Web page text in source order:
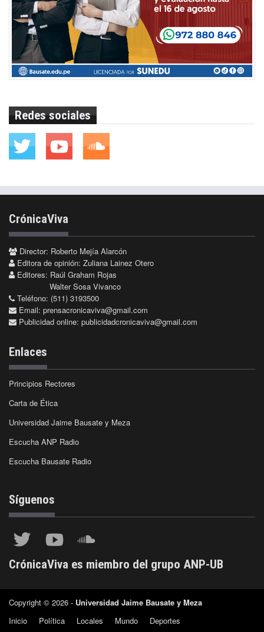
Redes sociales
CrónicaViva
Director: Roberto Mejía Alarcón
Editora de opinión: Zuliana Lainez Otero
Editores: Raúl Graham Rojas
Walter Sosa Vivanco
Teléfono: (511) 3193500
Email: prensacronicaviva@gmail.com
Publicidad online: publicidadcronicaviva@gmail.com
Enlaces
Principios Rectores
Carta de Ética
Universidad Jaime Bausate y Meza
Escucha ANP Radio
Escucha Bausate Radio
Síguenos
CrónicaViva es miembro del grupo ANP-UB
Copyright © 2026 - Universidad Jaime Bausate y Meza
Inicio
Política Locales Mundo
Deportes